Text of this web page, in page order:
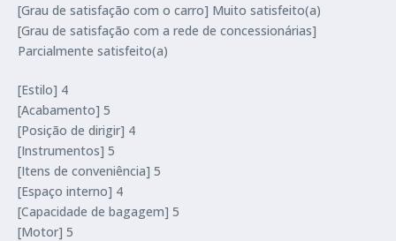
[Grau de satisfação com o carro] Muito satisfeito(a)
[Grau de satisfação com a rede de concessionárias]
Parcialmente satisfeito(a)
[Estilo] 4
[Acabamento] 5
[Posição de dirigir] 4
[Instrumentos] 5
[Itens de conveniência] 5
[Espaço interno] 4
[Capacidade de bagagem] 5
[Motor] 5